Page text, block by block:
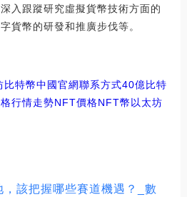
入跟蹤研究虛擬貨幣技術方面的
貨幣的研發和推廣步伐等。
比特幣中國官網聯系方式40億比特
行情走勢NFT價格NFT幣 以太坊
該把握哪些賽道機遇？_數